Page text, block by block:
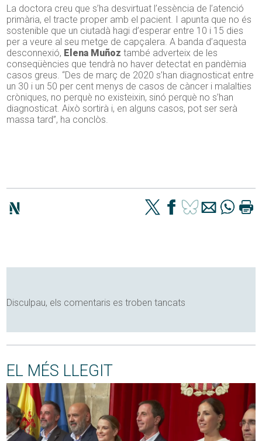
La doctora creu que s’ha desvirtuat l’essència de l’atenció
primària, el tracte proper amb el pacient. I apunta que no és
sostenible que un ciutadà hagi d’esperar entre 10 i 15 dies
per a veure al seu metge de capçalera. A banda d’aquesta
desconnexió, Elena Muñoz també adverteix de les
conseqüències que tendrà no haver detectat en pandèmia
casos greus. “Des de març de 2020 s’han diagnosticat entre
un 30 i un 50 per cent menys de casos de càncer i malalties
cròniques, no perquè no existeixin, sinó perquè no s’han
diagnosticat. Això sortirà i, en alguns casos, pot ser serà
massa tard”, ha conclòs.
Disculpau, els comentaris es troben tancats
EL MÉS LLEGIT